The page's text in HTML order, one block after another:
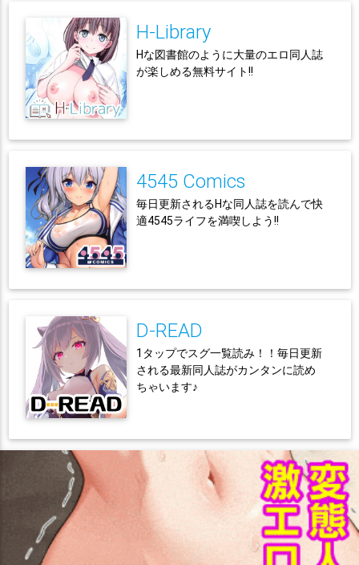
H-Library
Hな図書館のように大量のエロ同人誌
が楽しめる無料サイト!!
4545 Comics
毎日更新されるHな同人誌を読んで快
適4545ライフを満喫しよう!!
D-READ
1タップでスグ一覧読み！！毎日更新
される最新同人誌がカンタンに読め
ちゃいます♪